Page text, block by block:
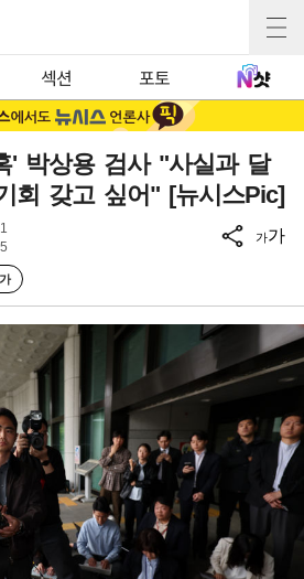
섹션 포토
' 박상용 검사 "사실과 달
회 갖고 싶어" [뉴시스Pic]
가가